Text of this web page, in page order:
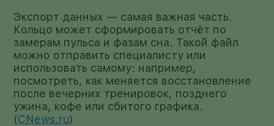
Экспорт данных — самая важная часть.
Кольцо может сформировать отчёт по
замерам пульса и фазам сна. Такой файл
можно отправить специалисту или
использовать самому: например,
посмотреть, как меняется восстановление
после вечерних тренировок, позднего
ужина, кофе или сбитого графика.
(CNews.ru)